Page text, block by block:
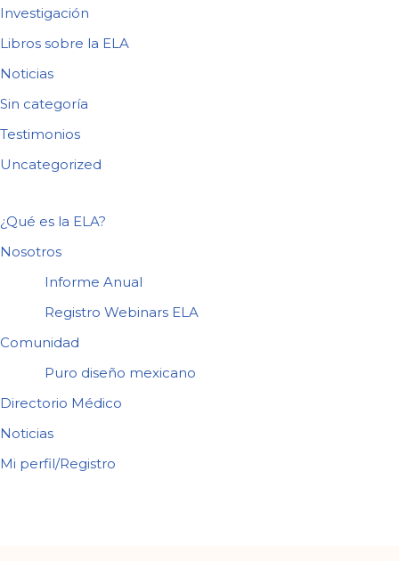
Investigación
Libros sobre la ELA
Noticias
Sin categoría
Testimonios
Uncategorized
¿Qué es la ELA?
Nosotros
Informe Anual
Registro Webinars ELA
Comunidad
Puro diseño mexicano
Directorio Médico
Noticias
Mi perfil/Registro